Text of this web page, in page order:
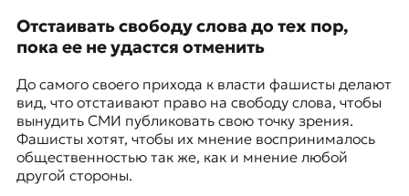
Отстаивать свободу слова до тех пор,
пока ее не удастся отменить
До самого своего прихода к власти фашисты делают
вид, что отстаивают право на свободу слова, чтобы
вынудить СМИ публиковать свою точку зрения.
Фашисты хотят, чтобы их мнение воспринималось
общественностью так же, как и мнение любой
другой стороны.